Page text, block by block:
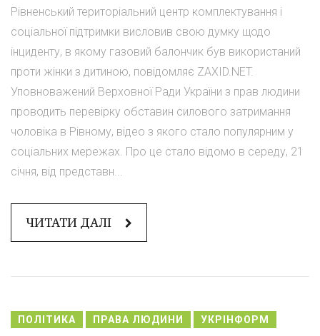
Рівненський територіальний центр комплектування і
соціальної підтримки висловив свою думку щодо
інциденту, в якому газовий балончик був використаний
проти жінки з дитиною, повідомляє ZAXID.NET.
Уповноважений Верховної Ради України з прав людини
проводить перевірку обставин силового затримання
чоловіка в Рівному, відео з якого стало популярним у
соціальних мережах. Про це стало відомо в середу, 21
січня, від представн...
ЧИТАТИ ДАЛІ
ПОЛІТИКА ПРАВА ЛЮДИНИ УКРІНФОРМ